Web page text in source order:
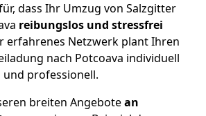
dass Ihr Umzug von Salzgitter
reibungslos und stressfrei
erfahrenes Netzwerk plant Ihren
nach Potcoava individuell
und professionell.
breiten Angebotean